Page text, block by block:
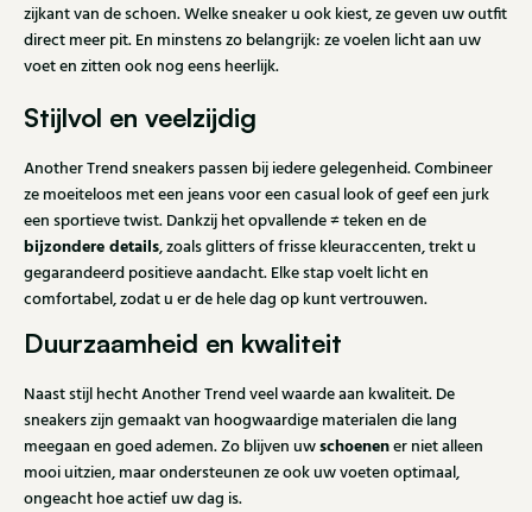
zijkant van de schoen. Welke sneaker u ook kiest, ze geven uw outfit
direct meer pit. En minstens zo belangrijk: ze voelen licht aan uw
voet en zitten ook nog eens heerlijk.
Stijlvol en veelzijdig
Another Trend sneakers passen bij iedere gelegenheid. Combineer
ze moeiteloos met een jeans voor een casual look of geef een jurk
een sportieve twist. Dankzij het opvallende ≠ teken en de
bijzondere details, zoals glitters of frisse kleuraccenten, trekt u
gegarandeerd positieve aandacht. Elke stap voelt licht en
comfortabel, zodat u er de hele dag op kunt vertrouwen.
Duurzaamheid en kwaliteit
Naast stijl hecht Another Trend veel waarde aan kwaliteit. De
sneakers zijn gemaakt van hoogwaardige materialen die lang
meegaan en goed ademen. Zo blijven uwschoenener niet alleen
mooi uitzien, maar ondersteunen ze ook uw voeten optimaal,
ongeacht hoe actief uw dag is.